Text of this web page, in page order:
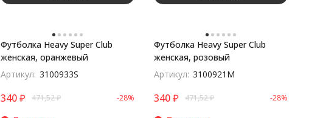
Футболка Heavy Super Club
женская, оранжевый
Артикул: 3100933S
340₽ 471,52₽ -28%
Футболка Heavy Super Club
женская, розовый
Артикул: 3100921M
340₽ 471,52₽ -28%